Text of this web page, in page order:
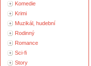
Komedie
Krimi
Muzikál, hudební
Rodinný
Romance
Sci-fi
Story